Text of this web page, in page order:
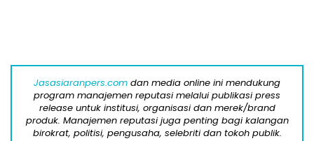
Jasasiaranpers.com dan media online ini mendukung
program manajemen reputasi melalui publikasi press
release untuk institusi, organisasi dan merek/brand
produk. Manajemen reputasi juga penting bagi kalangan
birokrat, politisi, pengusaha, selebriti dan tokoh publik.